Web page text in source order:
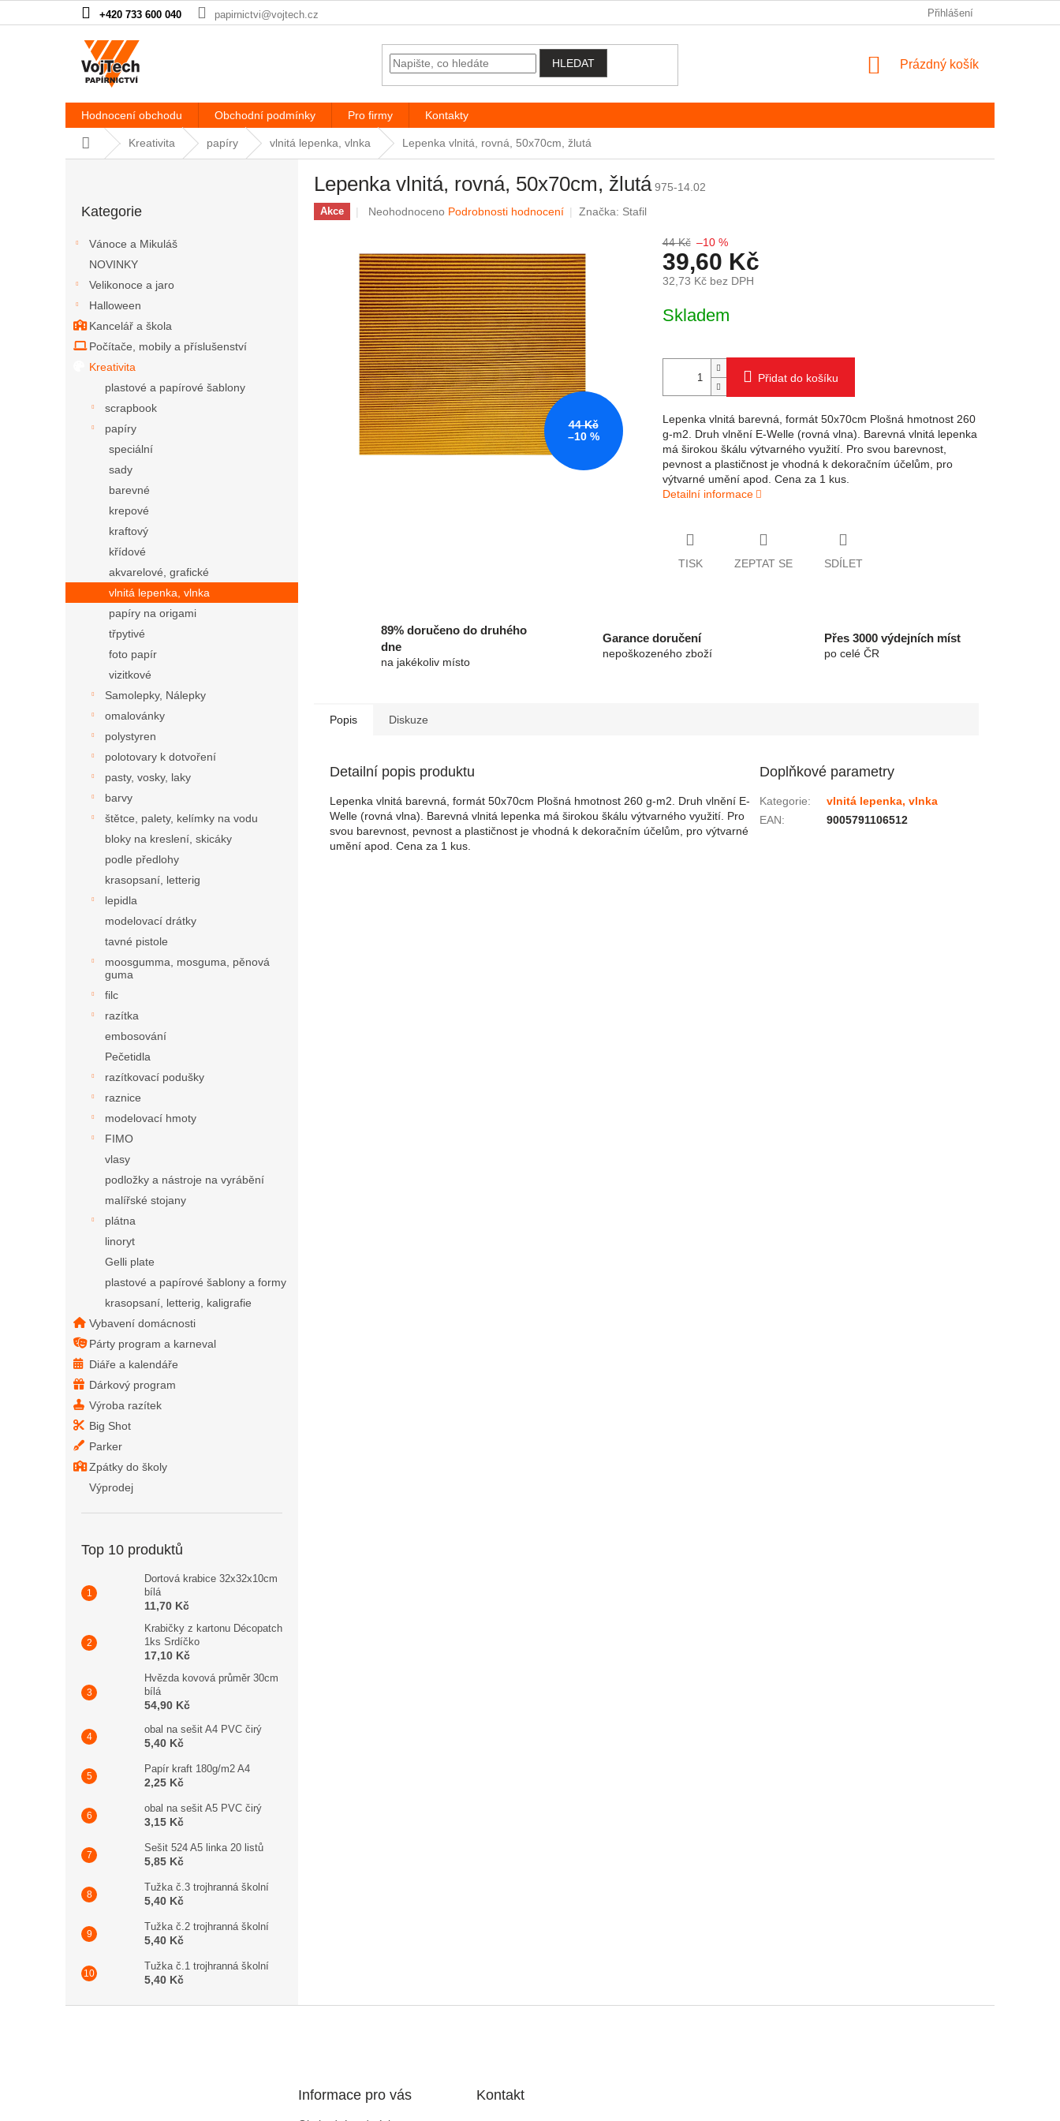
+420 733 600 040 papirnictvi@vojtech.cz Přihlášení
HLEDAT NÁKUPNÍ KOŠÍK
Prázdný košík
Hodnocení obchodu Obchodní podmínky Pro firmy Kontakty
Domů Kreativita papíry vlnitá lepenka, vlnka Lepenka vlnitá, rovná, 50x70cm, žlutá
Kategorie
Vánoce a Mikuláš
NOVINKY
Velikonoce a jaro
Halloween
Kancelář a škola
Počítače, mobily a příslušenství
Kreativita
plastové a papírové šablony
scrapbook
papíry
speciální
sady
barevné
krepové
kraftový
křídové
akvarelové, grafické
vlnitá lepenka, vlnka
papíry na origami
třpytivé
foto papír
vizitkové
Samolepky, Nálepky
omalovánky
polystyren
polotovary k dotvoření
pasty, vosky, laky
barvy
štětce, palety, kelímky na vodu
bloky na kreslení, skicáky
podle předlohy
krasopsaní, letterig
lepidla
modelovací drátky
tavné pistole
moosgumma, mosguma, pěnová
guma
filc
razítka
embosování
Pečetidla
razítkovací podušky
raznice
modelovací hmoty
FIMO
vlasy
podložky a nástroje na vyrábění
malířské stojany
plátna
linoryt
Gelli plate
plastové a papírové šablony a formy
krasopsaní, letterig, kaligrafie
Vybavení domácnosti
Párty program a karneval
Diáře a kalendáře
Dárkový program
Výroba razítek
Big Shot
Parker
Zpátky do školy
Výprodej
Top 10 produktů
Dortová krabice 32x32x10cm
bílá
11,70 Kč
Krabičky z kartonu Décopatch
1ks Srdíčko
17,10 Kč
Hvězda kovová průměr 30cm
bílá
54,90 Kč
obal na sešit A4 PVC čirý
5,40 Kč
Papír kraft 180g/m2 A4
2,25 Kč
obal na sešit A5 PVC čirý
3,15 Kč
Sešit 524 A5 linka 20 listů
5,85 Kč
Tužka č.3 trojhranná školní
5,40 Kč
Tužka č.2 trojhranná školní
5,40 Kč
Tužka č.1 trojhranná školní
5,40 Kč
Lepenka vlnitá, rovná, 50x70cm, žlutá 975-14.02
Akce Průměrné hodnocení produktu je 0,0 z 5 hvězdiček.
Neohodnoceno Podrobnosti hodnocení Značka: Stafil
44 Kč
–10 %
44 Kč –10 %
39,60 Kč
32,73 Kč bez DPH
Skladem
Přidat do košíku
Lepenka vlnitá barevná, formát 50x70cm Plošná hmotnost 260
g-m2. Druh vlnění E-Welle (rovná vlna). Barevná vlnitá lepenka
má širokou škálu výtvarného využití. Pro svou barevnost,
pevnost a plastičnost je vhodná k dekoračním účelům, pro
výtvarné umění apod. Cena za 1 kus.
Detailní informace
TISK ZEPTAT SE SDÍLET
89% doručeno do druhého
dne
na jakékoliv místo
Garance doručení
nepoškozeného zboží
Přes 3000 výdejních míst
po celé ČR
Popis Diskuze
Detailní popis produktu
Lepenka vlnitá barevná, formát 50x70cm Plošná hmotnost 260 g-m2. Druh vlnění E-
Welle (rovná vlna). Barevná vlnitá lepenka má širokou škálu výtvarného využití. Pro
svou barevnost, pevnost a plastičnost je vhodná k dekoračním účelům, pro výtvarné
umění apod. Cena za 1 kus.
Doplňkové parametry
Kategorie:
vlnitá lepenka, vlnka
EAN: 9005791106512
Informace pro vás Kontakt